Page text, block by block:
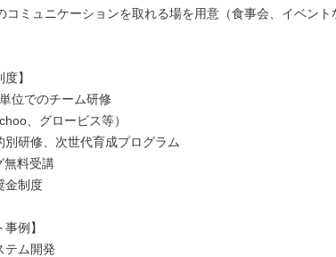
コミュニケーションを取れる場を用意（食事会、イベント
】
位でのチーム研修
、グロービス等）
別研修、次世代育成プログラム
無料受講
金制度
例】
テム開発